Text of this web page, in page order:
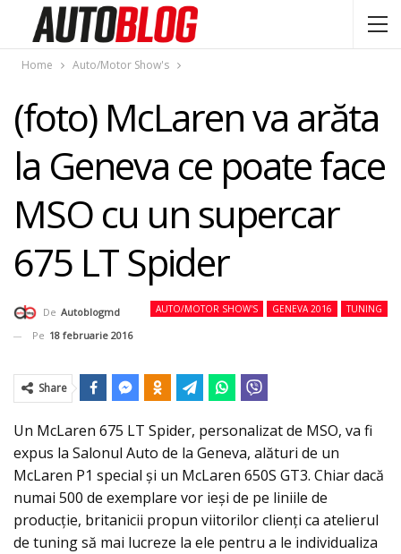
Home Auto/Motor Show's
(foto) McLaren va arăta
la Geneva ce poate face
MSO cu un supercar
675 LT Spider
AUTO/MOTOR SHOW'S GENEVA 2016 TUNING
De Autoblogmd
Pe 18 februarie 2016
Share
Un McLaren 675 LT Spider, personalizat de MSO, va fi
expus la Salonul Auto de la Geneva, alături de un
McLaren P1 special şi un McLaren 650S GT3. Chiar dacă
numai 500 de exemplare vor ieşi de pe liniile de
producţie, britanicii propun viitorilor clienţi ca atelierul
de tuning să mai lucreze la ele pentru a le individualiza